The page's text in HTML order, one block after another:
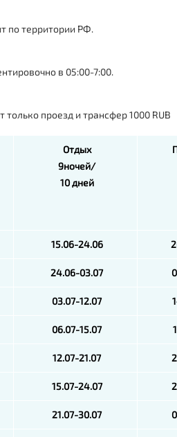
по территории РФ.
в 05:00-7:00.
только проезд и трансфер 1000 RUB
Отдых
9ночей/
10 дней
15.06-24.06
24.06-03.07
03.07-12.07
06.07-15.07
12.07-21.07
15.07-24.07
21.07-30.07